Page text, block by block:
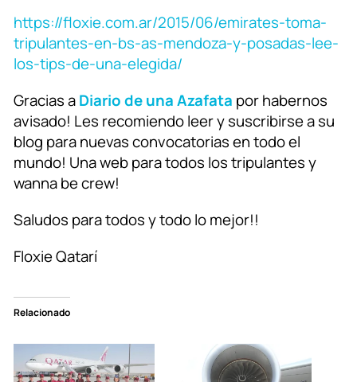
https://floxie.com.ar/2015/06/emirates-toma-
tripulantes-en-bs-as-mendoza-y-posadas-lee-
los-tips-de-una-elegida/
Gracias aDiario de una Azafata por habernos
avisado! Les recomiendo leer y suscribirse a su
blog para nuevas convocatorias en todo el
mundo! Una web para todos los tripulantes y
wanna be crew!
Saludos para todos y todo lo mejor!!
Floxie Qatarí
Relacionado